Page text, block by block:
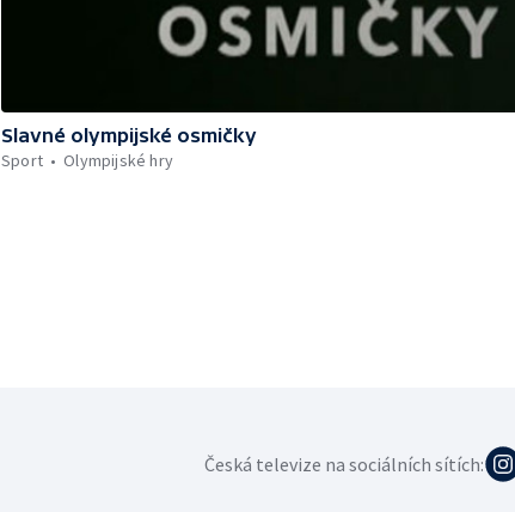
Slavné olympijské osmičky
Sport
Olympijské hry
Česká televize na sociálních sítích: